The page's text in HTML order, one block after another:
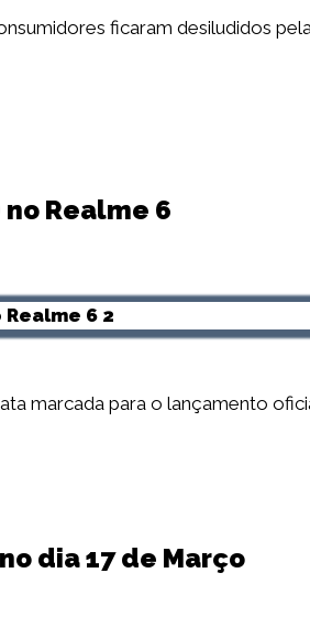
ficaram desiludidos
Realme 6
marcada para o lançamento
dia 17 de Março